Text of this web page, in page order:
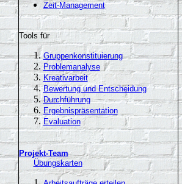
Zeit-Management
Tools für
Gruppenkonstituierung
Problemanalyse
Kreativarbeit
Bewertung und Entscheidung
Durchführung
Ergebnispräsentation
Evaluation
Projekt-Team
Übungskarten